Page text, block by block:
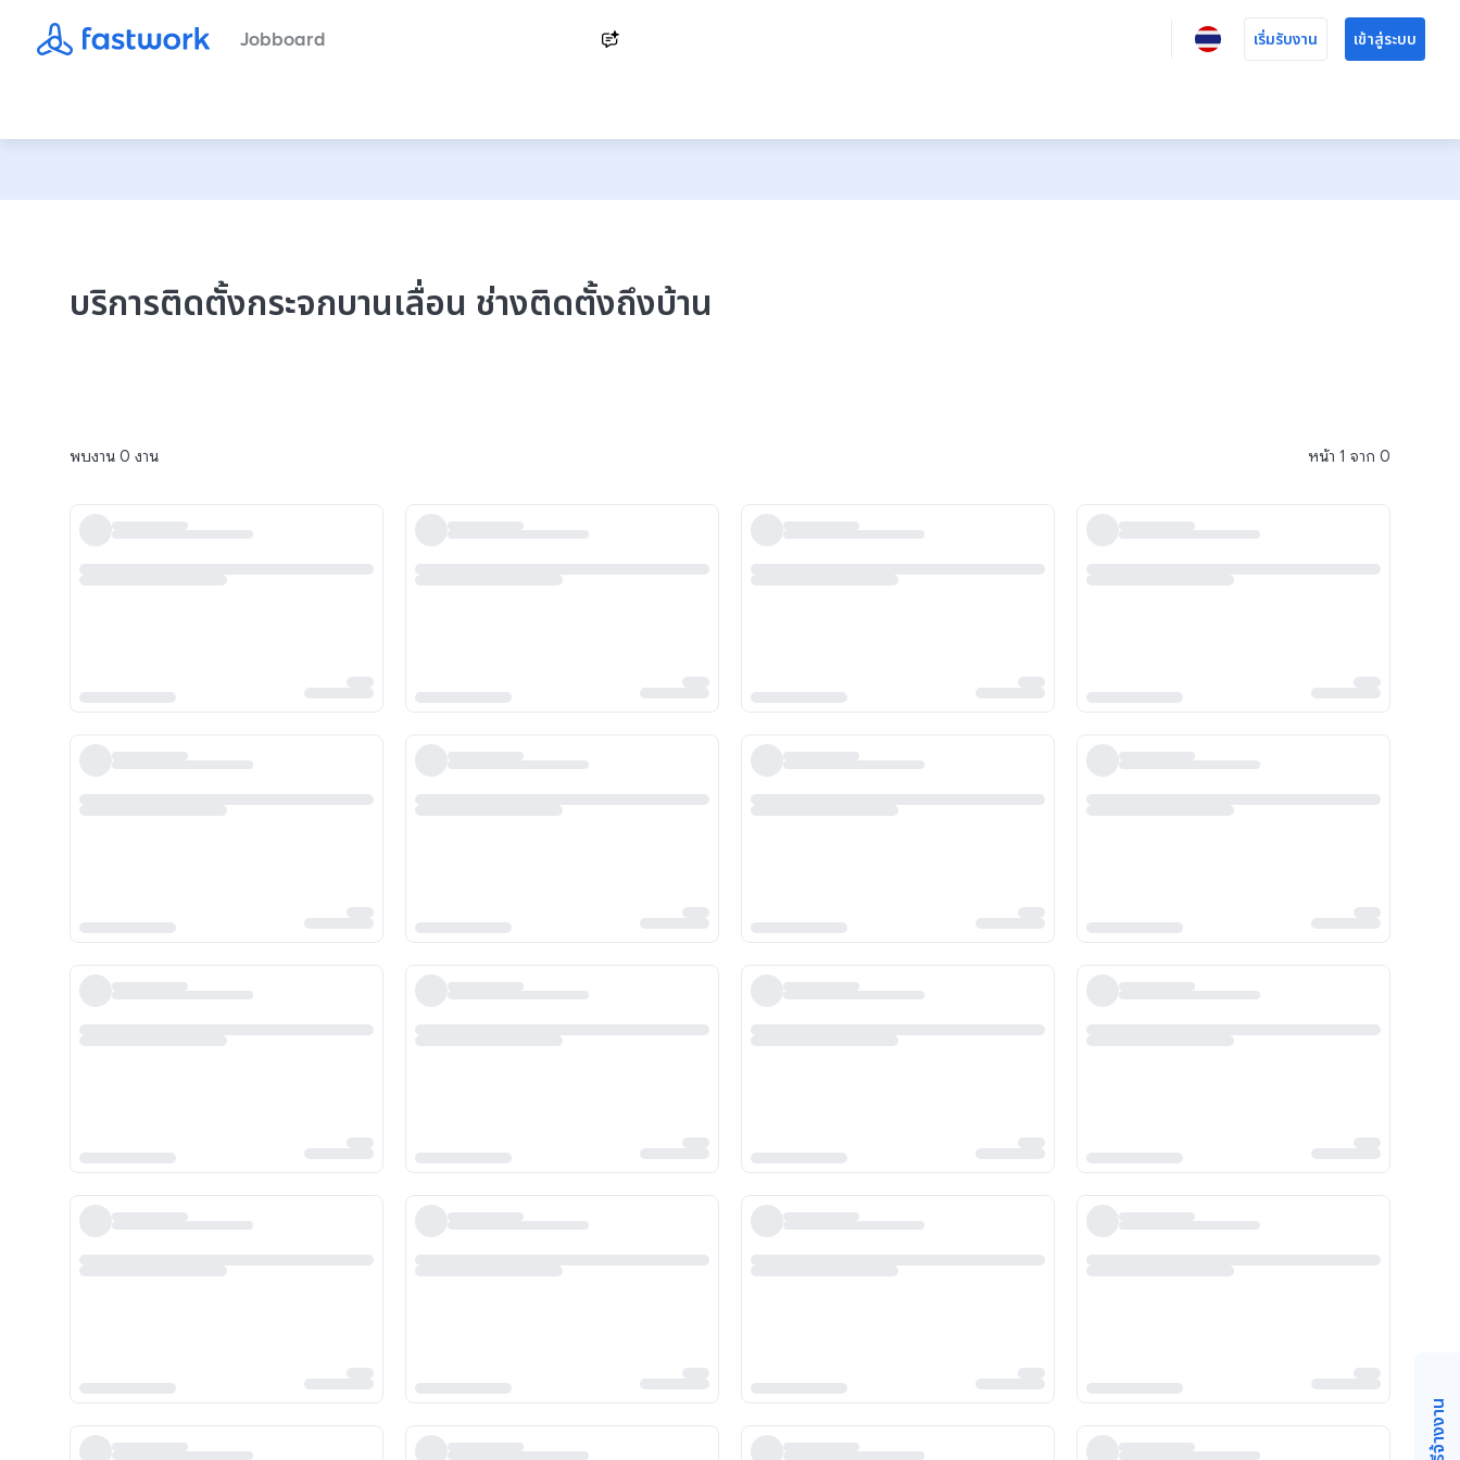
Jobboard เริ่มรับงาน เข้าสู่ระบบ
บริการติดตั้งกระจกบานเลื่อน ช่างติดตั้งถึงบ้าน
พบงาน 0 งาน หน้า 1 จาก 0
วิธีจ้างงาน